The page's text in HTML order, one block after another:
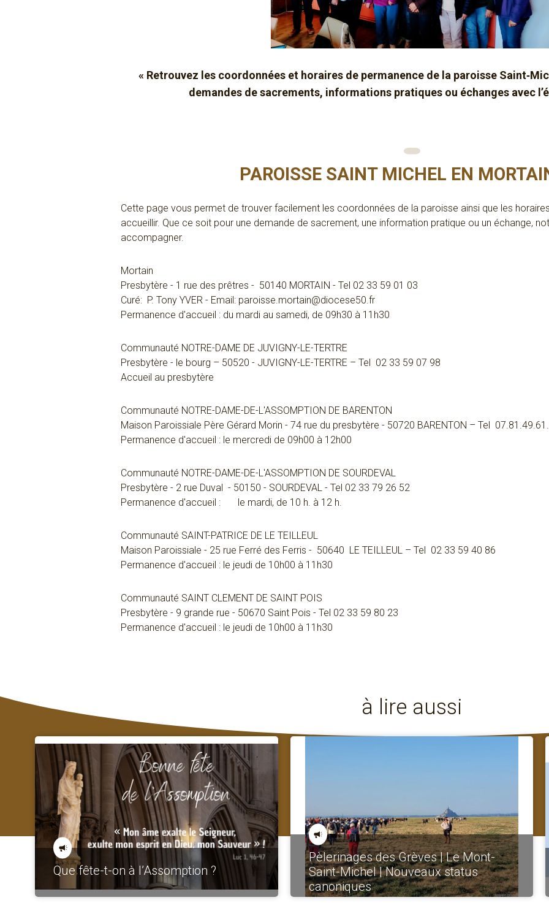
« Retrouvez les coordonnées et horaires de permanence de la paroisse
demandes de sacrements, informations pratiques ou échanges avec
PAROISSE SAINT MICHEL EN
Cette page vous permet de trouver facilement les coordonnées de la paroisse ainsi que les
accueillir. Que ce soit pour une demande de sacrement, une information pratique ou un échange,
accompagner.
Mortain
Presbytère - 1 rue des prêtres - 50140 MORTAIN - Tel 02 33 59 01 03
Curé: P. Tony YVER - Email: paroisse.mortain@diocese50.fr
Permanence d'accueil : du mardi au samedi, de 09h30 à 11h30
Communauté NOTRE-DAME DE JUVIGNY-LE-TERTRE
Presbytère - le bourg – 50520 - JUVIGNY-LE-TERTRE – Tel 02 33 59 07 98
Accueil au presbytère
Communauté NOTRE-DAME-DE-L'ASSOMPTION DE BARENTON
Maison Paroissiale Père Gérard Morin - 74 rue du presbytère - 50720 BARENTON – Tel
Permanence d'accueil : le mercredi de 09h00 à 12h00
Communauté NOTRE-DAME-DE-L'ASSOMPTION DE SOURDEVAL
Presbytère - 2 rue Duval - 50150 - SOURDEVAL - Tel 02 33 79 26 52
Permanence d'accueil : le mardi, de 10 h. à 12 h.
Communauté SAINT-PATRICE DE LE TEILLEUL
Maison Paroissiale - 25 rue Ferré des Ferris - 50640 LE TEILLEUL – Tel 02 33 59 40 86
Permanence d'accueil : le jeudi de 10h00 à 11h30
Communauté SAINT CLEMENT DE SAINT POIS
Presbytère - 9 grande rue - 50670 Saint Pois - Tel 02 33 59 80 23
Permanence d'accueil : le jeudi de 10h00 à 11h30
à lire aussi
Que fête-t-on à l’Assomption ?
Pèlerinages des Grèves | Le Mont-
Saint-Michel | Nouveaux status
canoniques